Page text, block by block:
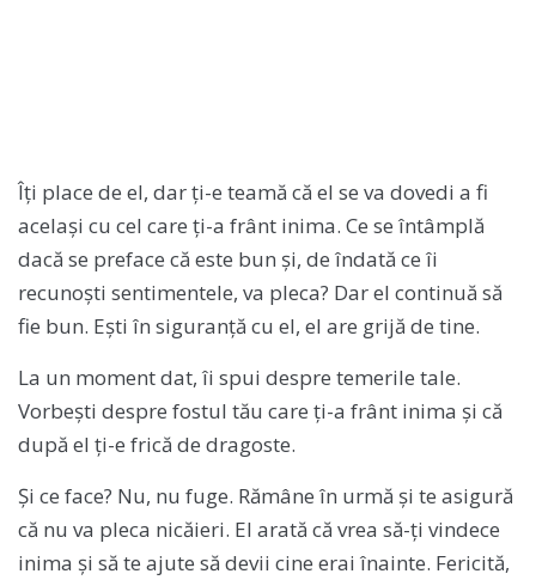
Îți place de el, dar ți-e teamă că el se va dovedi a fi
același cu cel care ți-a frânt inima. Ce se întâmplă
dacă se preface că este bun și, de îndată ce îi
recunoști sentimentele, va pleca? Dar el continuă să
fie bun. Ești în siguranță cu el, el are grijă de tine.
La un moment dat, îi spui despre temerile tale.
Vorbești despre fostul tău care ți-a frânt inima și că
după el ți-e frică de dragoste.
Și ce face? Nu, nu fuge. Rămâne în urmă și te asigură
că nu va pleca nicăieri. El arată că vrea să-ți vindece
inima și să te ajute să devii cine erai înainte. Fericită,